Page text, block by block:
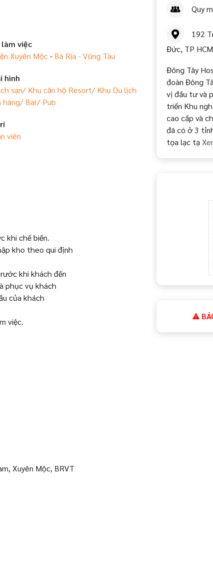
làm việc
Xuyên Mộc- Bà Rịa - Vũng Tàu
hình
sạn/ Khu căn hộ Resort/ Khu Du lịch
hàng/ Bar/ Pub
viên
khi chế biến.
kho theo qui định
khi khách đến
phục vụ khách
của khách
việc.
Xuyên Mộc, BRVT
Quy
192
Đức, TP HCM
Đông Tây
đoàn Đông
vị đầu tư và
triển Khu
cao cấp và
đã có ở 3
tọa lạc tạ